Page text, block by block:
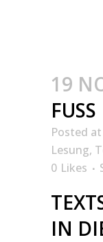
19
FUSS
Posted
Lesung,
0 Likes
IN